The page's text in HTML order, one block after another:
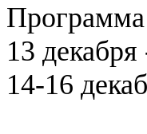
Программа
13
14-16